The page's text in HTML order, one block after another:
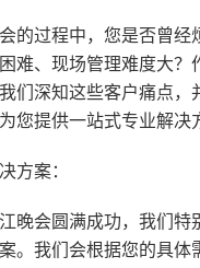
的过程中，您是否曾经
难、现场管理难度大？
们深知这些客户痛点，
您提供一站式专业解决
方案：
晚会圆满成功，我们特
。我们会根据您的具体